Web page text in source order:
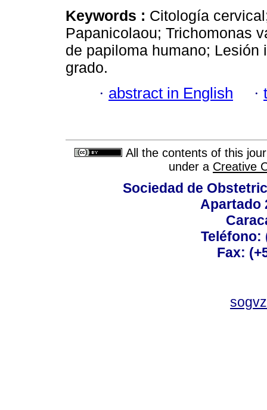
Keywords : Citología
Papanicolaou; Trichomonas
de papiloma humano;
grado.
· abstract in English ·
All the contents of this
under a Creative
Sociedad de
Apartado
Teléfono:
Fax: